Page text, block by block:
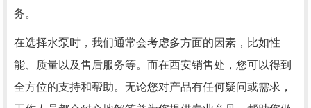
务。
在选择水泵时，我们通常会考虑多方面的因素，比如性
能、质量以及售后服务等。而在西安销售处，您可以得到
全方位的支持和帮助。无论您对产品有任何疑问或需求，